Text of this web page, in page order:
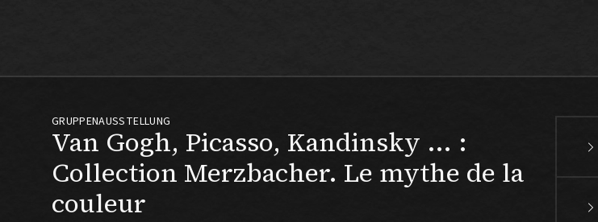
Van Gogh, Picasso, Kandinsky ... :
Collection Merzbacher. Le mythe de la
couleur
GRUPPENAUSSTELLUNG